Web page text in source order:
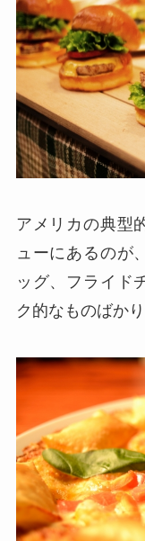
アメリカの典型
ューにあるのが
ッグ、フライド
ク的なものばかり